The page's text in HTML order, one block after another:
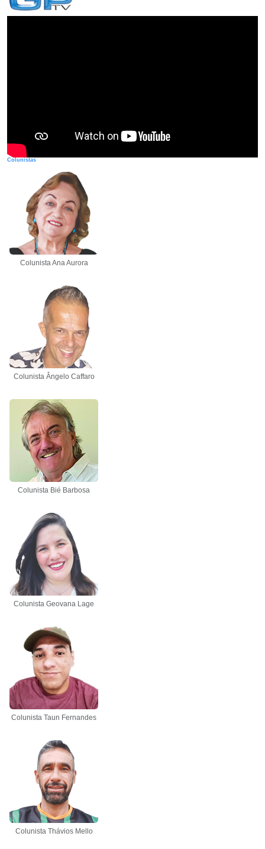
Colunistas
Colunista Ana Aurora
Colunista Ângelo Caffaro
Colunista Bié Barbosa
Colunista Geovana Lage
Colunista Taun Fernandes
Colunista Thávios Mello